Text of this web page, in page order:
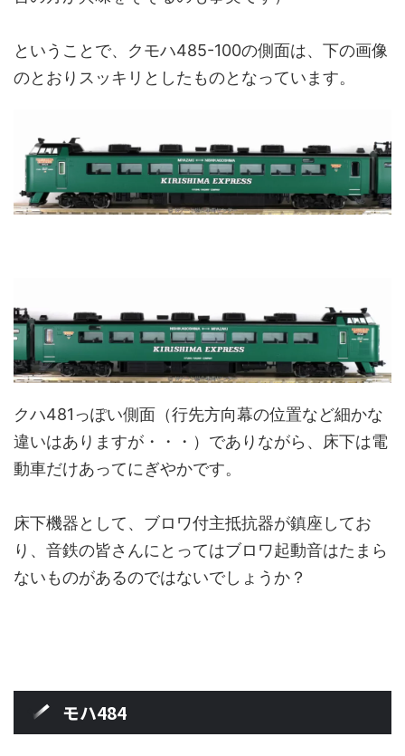
ということで、クモハ485-100の側面は、下の画像
のとおりスッキリとしたものとなっています。
クハ481っぽい側面（行先方向幕の位置など細かな
違いはありますが・・・）でありながら、床下は電
動車だけあってにぎやかです。
床下機器として、ブロワ付主抵抗器が鎮座してお
り、音鉄の皆さんにとってはブロワ起動音はたまら
ないものがあるのではないでしょうか？
モハ484